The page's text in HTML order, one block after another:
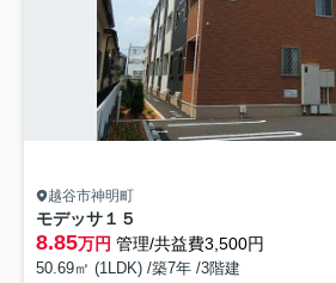
越谷市神明町
モデッサ１５
8.85万円 管理/共益費3,500円
50.69㎡ (1LDK) /築7年 /3階建